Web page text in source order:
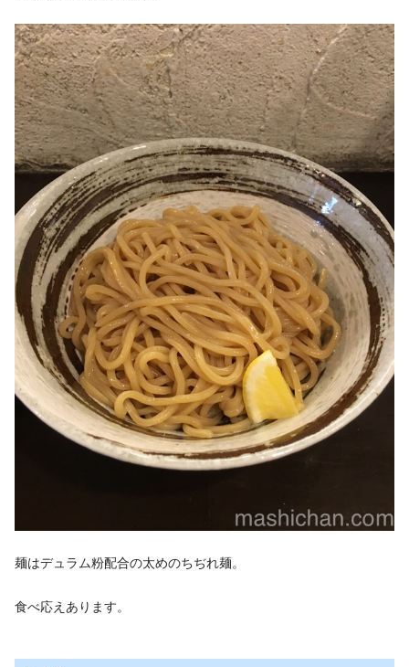
麺はデュラム粉配合の太めのちぢれ麺。
食べ応えあります。